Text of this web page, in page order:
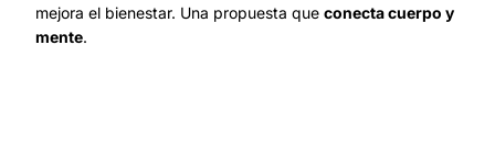
mejora el bienestar. Una propuesta que conecta cuerpo y
mente.